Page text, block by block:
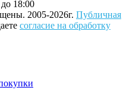
18:00
2005-2026г. Публичная
согласие на обработку